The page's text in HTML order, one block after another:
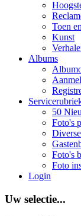
Toen
Kunst
Albums
50
Foto's
Foto's
Foto
Login
Uw selectie...